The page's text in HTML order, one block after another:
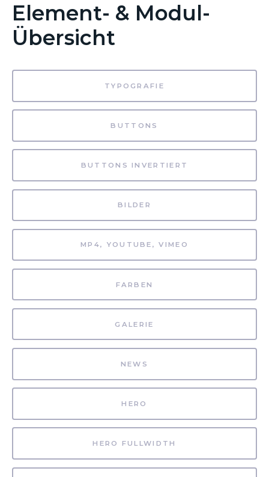
Element- & Modul-
Übersicht
TYPOGRAFIE
BUTTONS
BUTTONS INVERTIERT
BILDER
MP4, YOUTUBE, VIMEO
FARBEN
GALERIE
NEWS
HERO
HERO FULLWIDTH